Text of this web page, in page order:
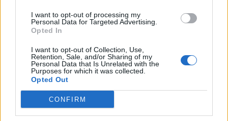
I want to opt-out of processing my
Personal Data for Targeted Advertising.
Opted In
I want to opt-out of Collection, Use,
Retention, Sale, and/or Sharing of my
Personal Data that Is Unrelated with the
Purposes for which it was collected.
Opted Out
CONFIRM
12χρονου κοριτσιού στην επίθεση με πυροβολισμούς σε
σχολείο
«Του χρόνου σχεδιάζουμε να επιστρέψουμε στην
Κρήτη», μετά τη φωτιά στο νότιο Ρέθυμνο
Θερινές εκπτώσεις: Χαμηλότερος ο τζίρος – Αυξημένες
οι πιέσεις από το ηλεκτρονικό εμπόριο